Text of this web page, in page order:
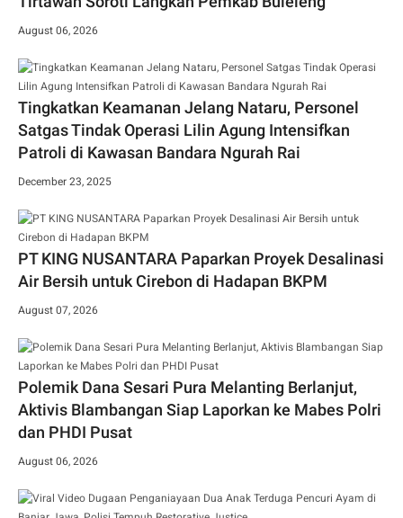
August 06, 2026
Tingkatkan Keamanan Jelang Nataru, Personel
Satgas Tindak Operasi Lilin Agung Intensifkan
Patroli di Kawasan Bandara Ngurah Rai
December 23, 2025
PT KING NUSANTARA Paparkan Proyek Desalinasi
Air Bersih untuk Cirebon di Hadapan BKPM
August 07, 2026
Polemik Dana Sesari Pura Melanting Berlanjut,
Aktivis Blambangan Siap Laporkan ke Mabes Polri
dan PHDI Pusat
August 06, 2026